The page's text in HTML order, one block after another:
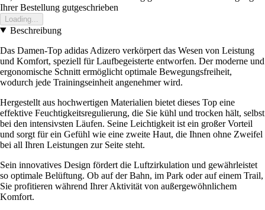
Ihrer Bestellung gutgeschrieben
Loading...
Beschreibung
Das Damen-Top adidas Adizero verkörpert das Wesen von Leistung
und Komfort, speziell für Laufbegeisterte entworfen. Der moderne und
ergonomische Schnitt ermöglicht optimale Bewegungsfreiheit,
wodurch jede Trainingseinheit angenehmer wird.
Hergestellt aus hochwertigen Materialien bietet dieses Top eine
effektive Feuchtigkeitsregulierung, die Sie kühl und trocken hält, selbst
bei den intensivsten Läufen. Seine Leichtigkeit ist ein großer Vorteil
und sorgt für ein Gefühl wie eine zweite Haut, die Ihnen ohne Zweifel
bei all Ihren Leistungen zur Seite steht.
Sein innovatives Design fördert die Luftzirkulation und gewährleistet
so optimale Belüftung. Ob auf der Bahn, im Park oder auf einem Trail,
Sie profitieren während Ihrer Aktivität von außergewöhnlichem
Komfort.